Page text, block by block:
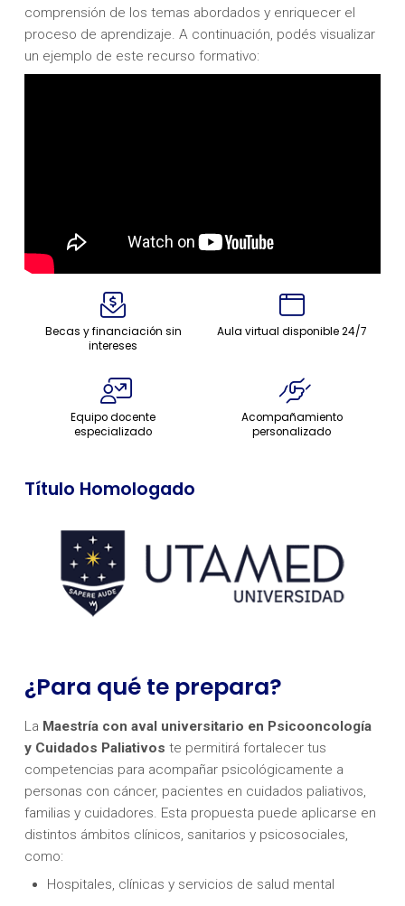
comprensión de los temas abordados y enriquecer el
proceso de aprendizaje. A continuación, podés visualizar
un ejemplo de este recurso formativo:
Becas y financiación sin
intereses
Aula virtual disponible 24/7
Equipo docente
especializado
Acompañamiento
personalizado
Título Homologado
¿Para qué te prepara?
La Maestría con aval universitario en Psicooncología
y Cuidados Paliativos te permitirá fortalecer tus
competencias para acompañar psicológicamente a
personas con cáncer, pacientes en cuidados paliativos,
familias y cuidadores. Esta propuesta puede aplicarse en
distintos ámbitos clínicos, sanitarios y psicosociales,
como:
Hospitales, clínicas y servicios de salud mental